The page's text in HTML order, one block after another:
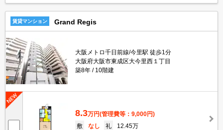
賃貸マンション Grand Regis
大阪メトロ千日前線/今里駅 徒歩1分
大阪府大阪市東成区大今里西１丁目
築8年
10階建
8.3万円(管理費等：9,000円)
敷
なし 礼
12.45万